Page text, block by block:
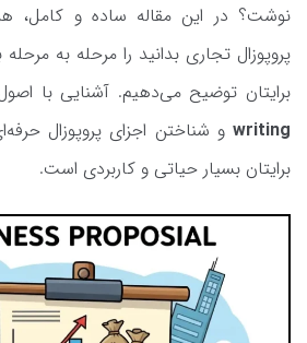
نوشت؟ در این مقاله ساده و کامل،
پروپوزال تجاری بدانید را مرحله به
برایتان توضیح می‌دهیم. آشنایی با
writing و شناختن اجزای پروپوزال
برایتان بسیار حیاتی و کاربردی است.